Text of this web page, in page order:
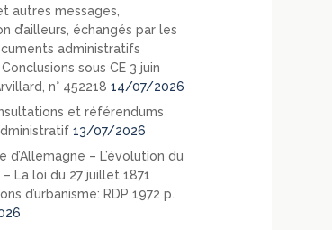
autres messages,
d’ailleurs, échangés par les
administratifs
sous CE 3 juin
n° 452218 14/07/2026
et référendums
13/07/2026
– L’évolution du
La loi du 27 juillet 1871
d’urbanisme: RDP 1972 p.